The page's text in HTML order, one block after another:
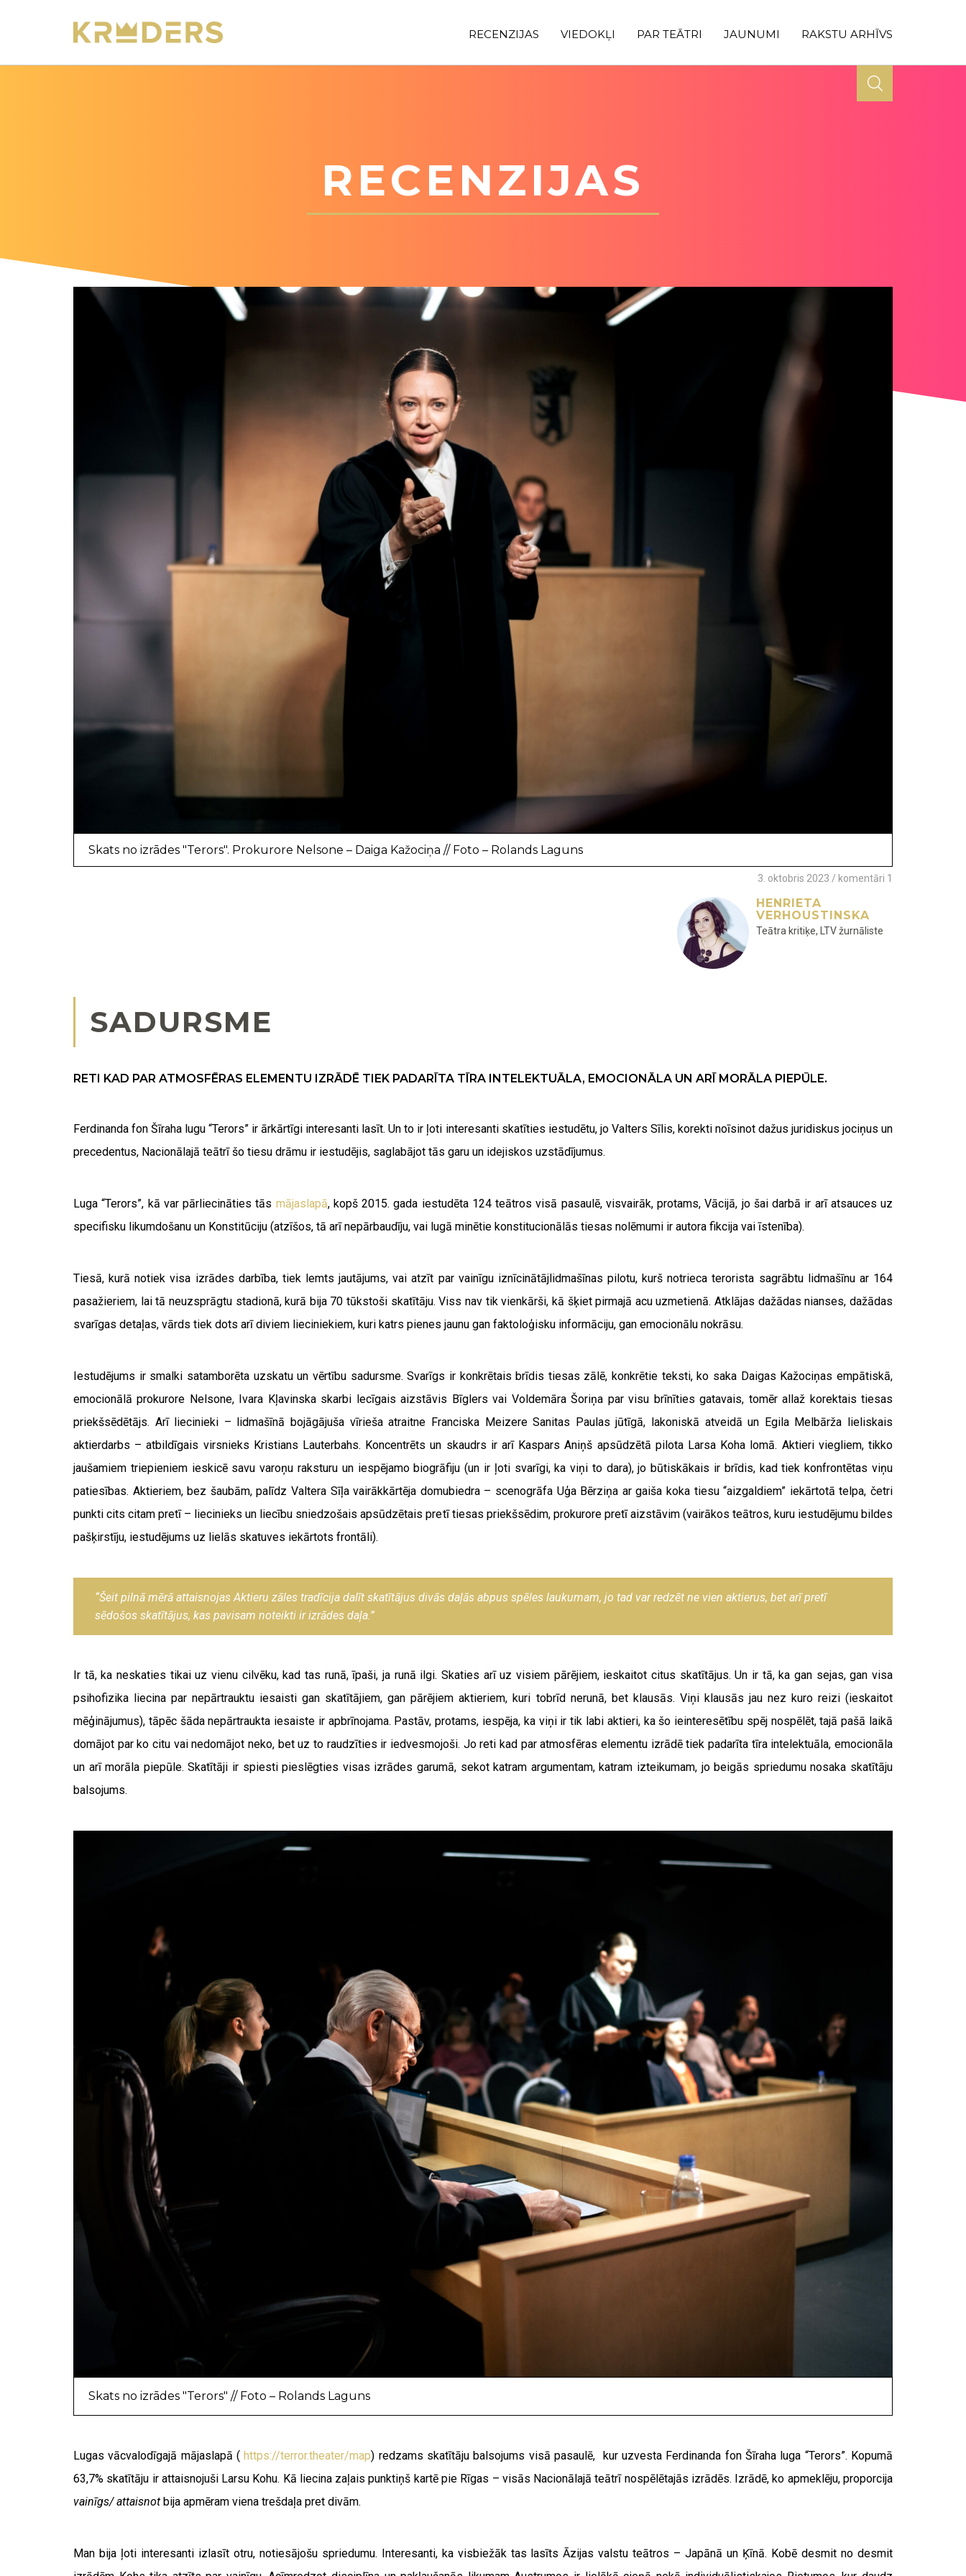
RECENZIJAS VIEDOKĻI PAR TEĀTRI JAUNUMI RAKSTU ARHĪVS
RECENZIJAS
Skats no izrādes "Terors". Prokurore Nelsone – Daiga Kažociņa // Foto – Rolands Laguns
3. oktobris 2023 / komentāri 1
HENRIETA
VERHOUSTINSKA
Teātra kritiķe, LTV žurnāliste
SADURSME
RETI KAD PAR ATMOSFĒRAS ELEMENTU IZRĀDĒ TIEK PADARĪTA TĪRA INTELEKTUĀLA, EMOCIONĀLA UN ARĪ MORĀLA PIEPŪLE.
Ferdinanda fon Šīraha lugu “Terors” ir ārkārtīgi interesanti lasīt. Un to ir ļoti interesanti skatīties iestudētu, jo Valters Sīlis, korekti noīsinot dažus juridiskus jociņus un
precedentus, Nacionālajā teātrī šo tiesu drāmu ir iestudējis, saglabājot tās garu un idejiskos uzstādījumus.
Luga “Terors”, kā var pārliecināties tās mājaslapā, kopš 2015. gada iestudēta 124 teātros visā pasaulē, visvairāk, protams, Vācijā, jo šai darbā ir arī atsauces uz
specifisku likumdošanu un Konstitūciju (atzīšos, tā arī nepārbaudīju, vai lugā minētie konstitucionālās tiesas nolēmumi ir autora fikcija vai īstenība).
Tiesā, kurā notiek visa izrādes darbība, tiek lemts jautājums, vai atzīt par vainīgu iznīcinātājlidmašīnas pilotu, kurš notrieca terorista sagrābtu lidmašīnu ar 164
pasažieriem, lai tā neuzsprāgtu stadionā, kurā bija 70 tūkstoši skatītāju. Viss nav tik vienkārši, kā šķiet pirmajā acu uzmetienā. Atklājas dažādas nianses, dažādas
svarīgas detaļas, vārds tiek dots arī diviem lieciniekiem, kuri katrs pienes jaunu gan faktoloģisku informāciju, gan emocionālu nokrāsu.
Iestudējums ir smalki satamborēta uzskatu un vērtību sadursme. Svarīgs ir konkrētais brīdis tiesas zālē, konkrētie teksti, ko saka Daigas Kažociņas empātiskā,
emocionālā prokurore Nelsone, Ivara Kļavinska skarbi lecīgais aizstāvis Bīglers vai Voldemāra Šoriņa par visu brīnīties gatavais, tomēr allaž korektais tiesas
priekšsēdētājs. Arī liecinieki – lidmašīnā bojāgājuša vīrieša atraitne Franciska Meizere Sanitas Paulas jūtīgā, lakoniskā atveidā un Egila Melbārža lieliskais
aktierdarbs – atbildīgais virsnieks Kristians Lauterbahs. Koncentrēts un skaudrs ir arī Kaspars Aniņš apsūdzētā pilota Larsa Koha lomā. Aktieri viegliem, tikko
jaušamiem triepieniem ieskicē savu varoņu raksturu un iespējamo biogrāfiju (un ir ļoti svarīgi, ka viņi to dara), jo būtiskākais ir brīdis, kad tiek konfrontētas viņu
patiesības. Aktieriem, bez šaubām, palīdz Valtera Sīļa vairākkārtēja domubiedra – scenogrāfa Uģa Bērziņa ar gaiša koka tiesu “aizgaldiem” iekārtotā telpa, četri
punkti cits citam pretī – liecinieks un liecību sniedzošais apsūdzētais pretī tiesas priekšsēdim, prokurore pretī aizstāvim (vairākos teātros, kuru iestudējumu bildes
pašķirstīju, iestudējums uz lielās skatuves iekārtots frontāli).
“Šeit pilnā mērā attaisnojas Aktieru zāles tradīcija dalīt skatītājus divās daļās abpus spēles laukumam, jo tad var redzēt ne vien aktierus, bet arī pretī
sēdošos skatītājus, kas pavisam noteikti ir izrādes daļa.”
Ir tā, ka neskaties tikai uz vienu cilvēku, kad tas runā, īpaši, ja runā ilgi. Skaties arī uz visiem pārējiem, ieskaitot citus skatītājus. Un ir tā, ka gan sejas, gan visa
psihofizika liecina par nepārtrauktu iesaisti gan skatītājiem, gan pārējiem aktieriem, kuri tobrīd nerunā, bet klausās. Viņi klausās jau nez kuro reizi (ieskaitot
mēģinājumus), tāpēc šāda nepārtraukta iesaiste ir apbrīnojama. Pastāv, protams, iespēja, ka viņi ir tik labi aktieri, ka šo ieinteresētību spēj nospēlēt, tajā pašā laikā
domājot par ko citu vai nedomājot neko, bet uz to raudzīties ir iedvesmojoši. Jo reti kad par atmosfēras elementu izrādē tiek padarīta tīra intelektuāla, emocionāla
un arī morāla piepūle. Skatītāji ir spiesti pieslēgties visas izrādes garumā, sekot katram argumentam, katram izteikumam, jo beigās spriedumu nosaka skatītāju
balsojums.
Skats no izrādes "Terors" // Foto – Rolands Laguns
Lugas vācvalodīgajā mājaslapā (https://terror.theater/map) redzams skatītāju balsojums visā pasaulē, kur uzvesta Ferdinanda fon Šīraha luga “Terors”. Kopumā
63,7% skatītāju ir attaisnojuši Larsu Kohu. Kā liecina zaļais punktiņš kartē pie Rīgas – visās Nacionālajā teātrī nospēlētajās izrādēs. Izrādē, ko apmeklēju, proporcija
vainīgs/ attaisnot bija apmēram viena trešdaļa pret divām.
Man bija ļoti interesanti izlasīt otru, notiesājošu spriedumu. Interesanti, ka visbiežāk tas lasīts Āzijas valstu teātros – Japānā un Ķīnā. Kobē desmit no desmit